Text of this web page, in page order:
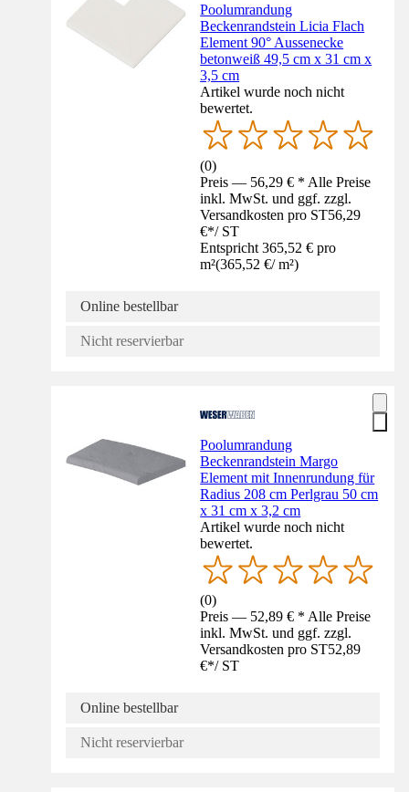
Poolumrandung
Beckenrandstein Licia Flach
Element 90° Aussenecke
betonweiß 49,5 cm x 31 cm x
3,5 cm
Artikel wurde noch nicht
bewertet.
(0)
Preis — 56,29 € * Alle Preise
inkl. MwSt. und ggf. zzgl.
Versandkosten pro ST56,29
€*/ ST
Entspricht 365,52 € pro
m²(365,52 €/ m²)
Online bestellbar
Nicht reservierbar
Poolumrandung
Beckenrandstein Margo
Element mit Innenrundung für
Radius 208 cm Perlgrau 50 cm
x 31 cm x 3,2 cm
Artikel wurde noch nicht
bewertet.
(0)
Preis — 52,89 € * Alle Preise
inkl. MwSt. und ggf. zzgl.
Versandkosten pro ST52,89
€*/ ST
Online bestellbar
Nicht reservierbar